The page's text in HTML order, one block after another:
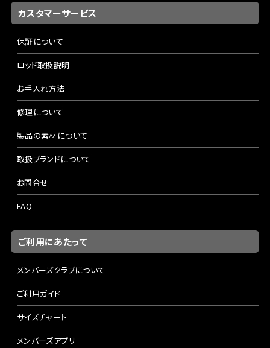
カスタマーサービス
保証について
ロッド取扱説明
お手入れ方法
修理について
製品の素材について
取扱ブランドについて
お問合せ
FAQ
ご利用にあたって
メンバーズクラブについて
ご利用ガイド
サイズチャート
メンバーズアプリ